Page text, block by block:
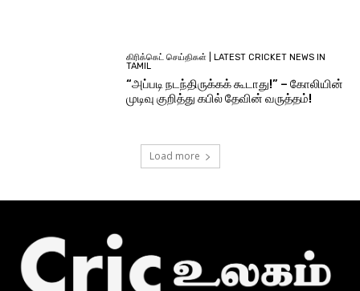
கிரிக்கெட் செய்திகள் | LATEST CRICKET NEWS IN
TAMIL
“அப்படி நடந்திருக்கக் கூடாது!” – கோலியின்
முடிவு குறித்து கபில் தேவின் வருத்தம்!
Load more